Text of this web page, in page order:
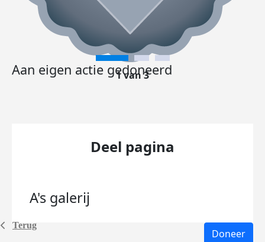
Terug
Aan eigen actie gedoneerd
1 van 3
Deel pagina
A's galerij
Doneer